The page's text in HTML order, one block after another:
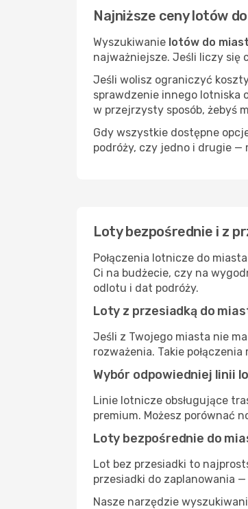
Najniższe ceny lotów
Wyszukiwanie lotów do
najważniejsze. Jeśli liczy się
Jeśli wolisz ograniczyć
sprawdzenie innego lotniska
w przejrzysty sposób, żebyś
Gdy wszystkie dostępne
podróży, czy jedno i drugie —
Loty bezpośrednie i z
Połączenia lotnicze do
Ci na budżecie, czy na
odlotu i dat podróży.
Loty z przesiadką do
Jeśli z Twojego miasta nie
rozważenia. Takie
Wybór odpowiedniej linii
Linie lotnicze obsługujące
premium. Możesz porównać
Loty bezpośrednie do
Lot bez przesiadki to
przesiadki do zaplanowania
Nasze narzędzie